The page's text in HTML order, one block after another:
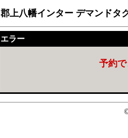
郡上八幡インター デマンドタ
エラー
予約